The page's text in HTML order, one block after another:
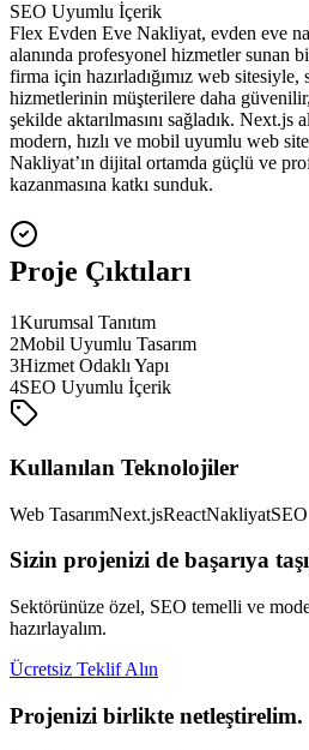
SEO Uyumlu İçerik
Flex Evden Eve Nakliyat, evden eve
alanında profesyonel hizmetler sunan
firma için hazırladığımız web
hizmetlerinin müşterilere daha
şekilde aktarılmasını sağladık. Next.js
modern, hızlı ve mobil uyumlu web
Nakliyat’ın dijital ortamda güçlü ve
kazanmasına katkı sunduk.
Proje Çıktıları
1Kurumsal Tanıtım
2Mobil Uyumlu Tasarım
3Hizmet Odaklı Yapı
4SEO Uyumlu İçerik
Kullanılan Teknolojiler
Web TasarımNext.jsReactNakliyatSEO
Sizin projenizi de başarıya
Sektörünüze özel, SEO temelli ve
hazırlayalım.
Ücretsiz Teklif Alın
Projenizi birlikte netleştirelim.